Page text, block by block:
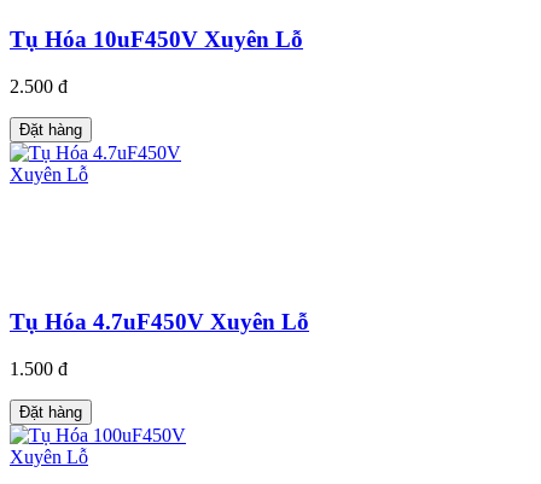
Tụ Hóa 10uF450V Xuyên Lỗ
2.500 đ
Đặt hàng
Tụ Hóa 4.7uF450V Xuyên Lỗ
1.500 đ
Đặt hàng